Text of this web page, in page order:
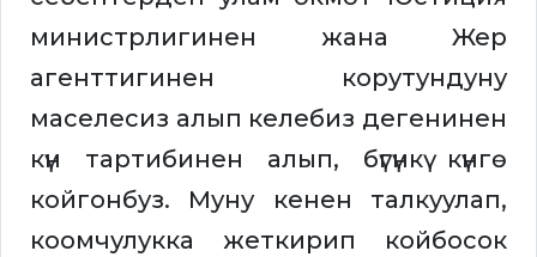
министрлигинен жана Жер
агенттигинен корутундуну
маселесиз алып келебиз дегенинен
күн тартибинен алып, бүгүнкү күнгө
койгонбуз. Муну кенен талкуулап,
коомчулукка жеткирип койбосок